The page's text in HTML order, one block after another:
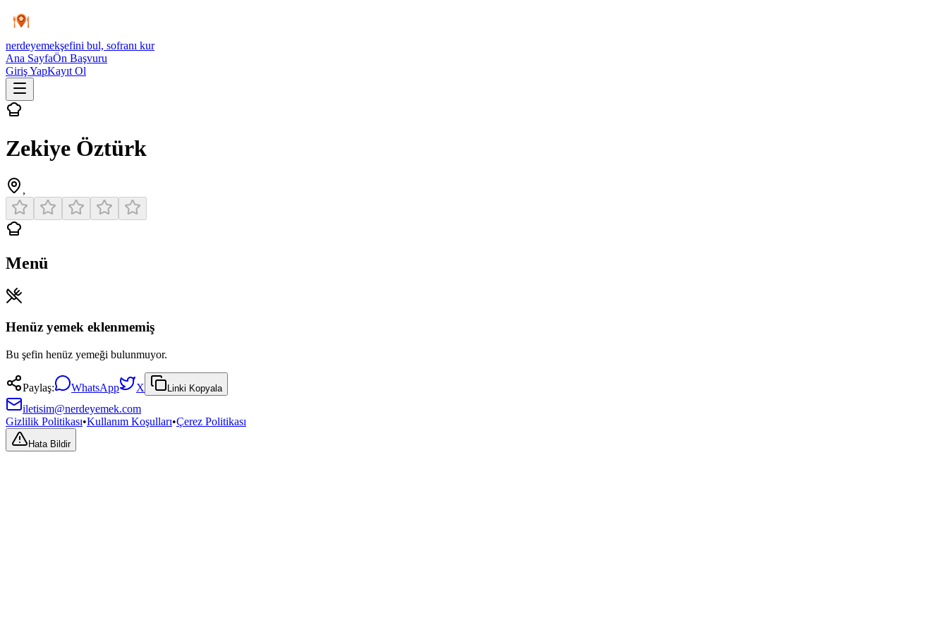
nerdeyemekşefini bul, sofranı kur
Ana SayfaÖn Başvuru
Giriş YapKayıt Ol
Zekiye Öztürk
,
Menü
Henüz yemek eklenmemiş
Bu şefin henüz yemeği bulunmuyor.
Paylaş: WhatsApp X Linki Kopyala
iletisim@nerdeyemek.com
Gizlilik Politikası•Kullanım Koşulları•Çerez Politikası
Hata Bildir